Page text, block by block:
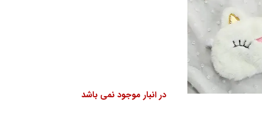
در انبار موجود نمی باشد